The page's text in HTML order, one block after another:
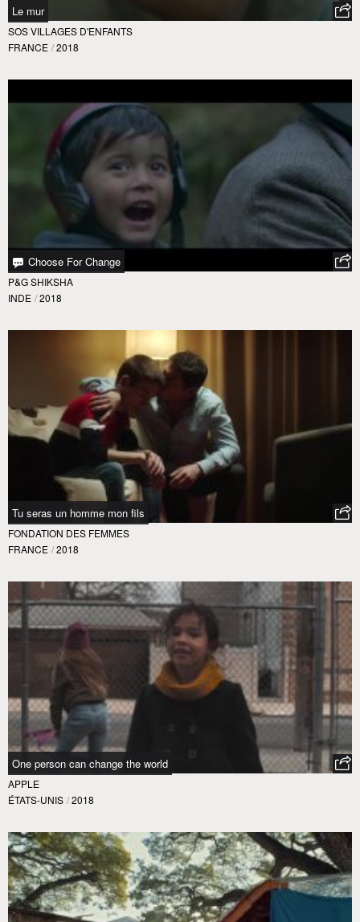
Le mur
SOS VILLAGES D'ENFANTS
FRANCE / 2018
Choose For Change
P&G SHIKSHA
INDE / 2018
Tu seras un homme mon fils
FONDATION DES FEMMES
FRANCE / 2018
One person can change the world
APPLE
ÉTATS-UNIS / 2018